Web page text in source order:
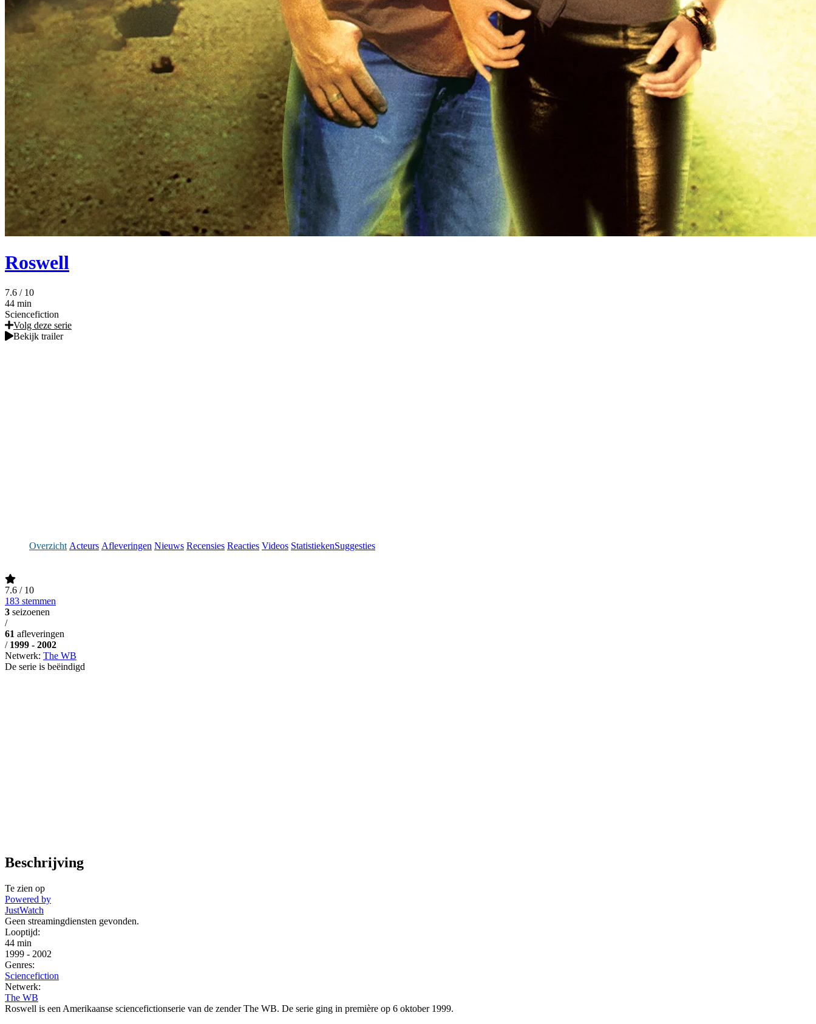
Roswell
7.6 / 10
44 min
Sciencefiction
Volg deze serie
Bekijk trailer
Overzicht Acteurs Afleveringen Nieuws Recensies Reacties Videos StatistiekenSuggesties
7.6 / 10
183 stemmen
3 seizoenen
/
61 afleveringen
/ 1999 - 2002
Netwerk: The WB
De serie is beëindigd
Beschrijving
Te zien op
Powered by
JustWatch
Geen streamingdiensten gevonden.
Looptijd:
44 min
1999 - 2002
Genres:
Sciencefiction
Netwerk:
The WB
Roswell is een Amerikaanse sciencefictionserie van de zender The WB. De serie ging in première op 6 oktober 1999.